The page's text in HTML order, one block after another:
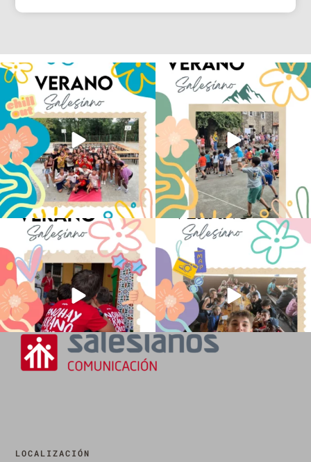
Los alumnos de 6º de Primaria, 1º y 2º
de la ESO...
145 2
La diversión y la alegría también se han
sentido...
95 0
No hay verano sin que sea Salesiano ❤️
💫 en Luz 4
...
0
viviendo la alegría en el campamento
...
2
LOCALIZACIÓN